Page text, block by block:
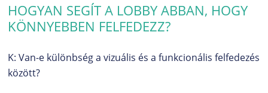
HOGYAN SEGÍT A LOBBY ABBAN, HOGY
KÖNNYEBBEN FELFEDEZZ?
K: Van-e különbség a vizuális és a funkcionális felfedezés
között?